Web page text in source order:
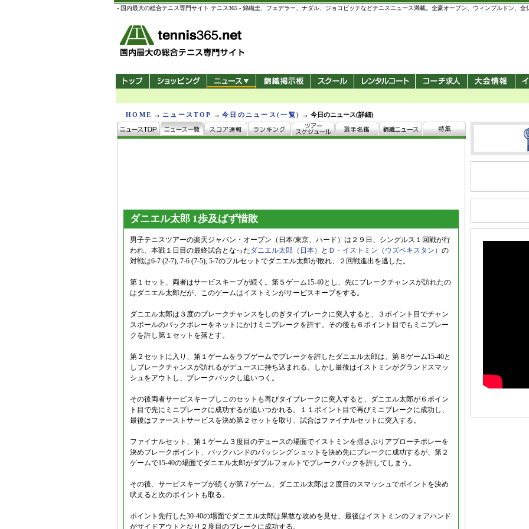
- 国内最大の総合テニス専門サイト テニス365 - 錦織圭、フェデラー、ナダル、ジョコビッチなどテニスニュース満載。全豪オープン、ウィンブルドン、全
HOME → ニュースTOP →今日のニュース(一覧) →今日のニュース(詳細)
ダニエル太郎 1歩及ばず惜敗
男子テニスツアーの楽天ジャパン・オープン（日本/東京、ハード）は２９日、シングルス１回戦が行
われ、本戦１日目の最終試合となったダニエル太郎（日本） と Ｄ・イストミン（ウズベキスタン） の
対戦は6-7 (2-7), 7-6 (7-5), 5-7のフルセットでダニエル太郎が敗れ、２回戦進出を逃した。
第１セット、両者はサービスキープが続く。第５ゲーム15-40とし、先にブレークチャンスが訪れたの
はダニエル太郎だが、このゲームはイストミンがサービスキープをする。
ダニエル太郎は３度のブレークチャンスをしのぎタイブレークに突入すると、３ポイント目でチャン
スボールのバックボレーをネットにかけミニブレークを許す。その後も６ポイント目でもミニブレー
クを許し第１セットを落とす。
第２セットに入り、第１ゲームをラブゲームでブレークを許したダニエル太郎は、第８ゲーム15-40と
しブレークチャンスが訪れるがデュースに持ち込まれる。しかし最後はイストミンがグランドスマッ
シュをアウトし、ブレークバックし追いつく。
その後両者サービスキープしこのセットも再びタイブレークに突入すると、ダニエル太郎が６ポイン
ト目で先にミニブレークに成功するが追いつかれる。１１ポイント目で再びミニブレークに成功し、
最後はファーストサービスを決め第２セットを取り、試合はファイナルセットに突入する。
ファイナルセット、第１ゲーム３度目のデュースの場面でイストミンを揺さぶりアプローチボレーを
決めブレークポイント、バックハンドのパッシングショットを決め先にブレークに成功するが、第２
ゲームで15-40の場面でダニエル太郎がダブルフォルトでブレークバックを許してしまう。
その後、サービスキープが続くが第７ゲーム、ダニエル太郎は２度目のスマッシュでポイントを決め
吠えると次のポイントも取る。
ポイント先行した30-40の場面でダニエル太郎は果敢な攻めを見せ、最後はイストミンのフォアハンド
がサイドアウトとなり２度目のブレークに成功する。